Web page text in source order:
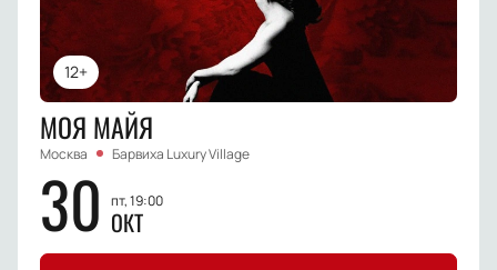
12+
МОЯ МАЙЯ
Москва Барвиха Luxury Village
30 пт, 19:00
ОКТ